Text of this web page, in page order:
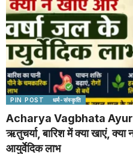
PIN POST धर्म-संस्कृति
Acharya Vagbhata
ऋतुचर्या, बारिश में क्या खाएं,
आयुर्वेदिक लाभ